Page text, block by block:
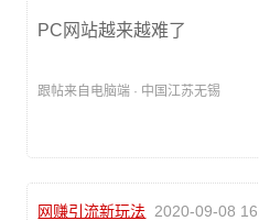
PC网站越来越难了
跟帖来自电脑端 · 中国江苏无锡
网赚引流新玩法 2020-09-08